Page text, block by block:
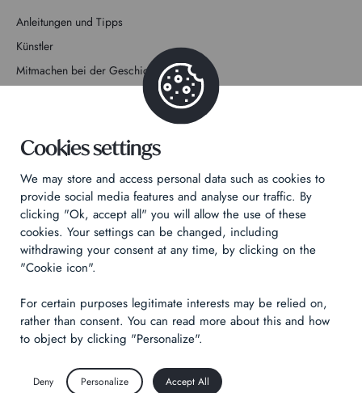
Anleitungen und Tipps
Künstler
Mitmachen bei der Geschichte
Datenschutzrichtlinie
Rechtliche Hinweise
Technical & Legal informations
Made byIzhak
Cookies settings
We may store and access personal data such as cookies to
provide social media features and analyse our traffic. By
clicking "Ok, accept all" you will allow the use of these
cookies. Your settings can be changed, including
withdrawing your consent at any time, by clicking on the
"Cookie icon".
For certain purposes legitimate interests may be relied on,
rather than consent. You can read more about this and how
to object by clicking "Personalize".
Deny Personalize Accept All